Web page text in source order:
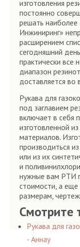
изготовления
постоянно
решать
Инжиниринг»
расширением
сегодняшний
практически все
диапазон
доставляется во
Рукава для
под заглавием
включает в себя
изготовленной
материалов.
производиться
или из их
и
нужные вам РТИ
стоимости, а еще
размерам,
Смотрите
Рукава для
- Аннау